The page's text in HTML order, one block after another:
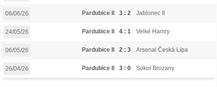
06/06/26 Pardubice II 3 : 2 Jablonec II
24/05/26 Pardubice II 4 : 1 Velké Hamry
06/05/26 Pardubice II 2 : 3 Arsenal Česká Lípa
26/04/26 Pardubice II 3 : 0 Sokol Brozany